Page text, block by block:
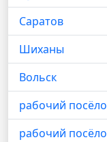
Саратов
Шиханы
Вольск
рабочий
рабочий